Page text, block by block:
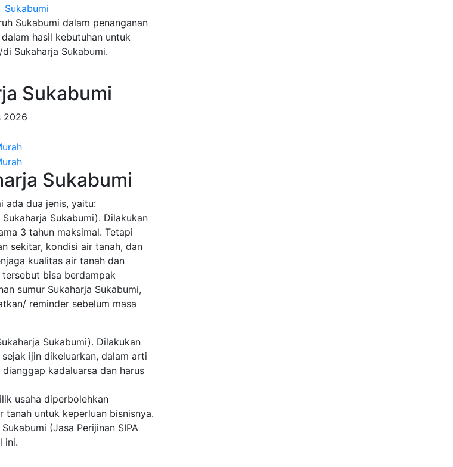
Sukabumi dalam penanganan
hasil kebutuhan untuk
Sukaharja Sukabumi.
Sukabumi
2026
Sukabumi
ada dua jenis, yaitu:
Sukabumi). Dilakukan
3 tahun maksimal. Tetapi
sekitar, kondisi air tanah, dan
kualitas air tanah dan
bisa berdampak
sumur Sukaharja Sukabumi,
reminder sebelum masa
Sukabumi). Dilakukan
ijin dikeluarkan, dalam arti
kadaluarsa dan harus
usaha diperbolehkan
tanah untuk keperluan bisnisnya.
(Jasa Perijinan SIPA
ini.